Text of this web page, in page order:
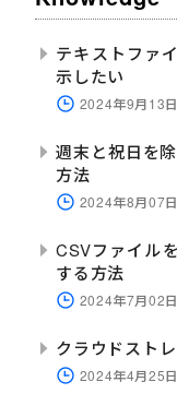
テキストファ
示したい
2024年9月13日
週末と祝日を
方法
2024年8月07日
CSVファイル
する方法
2024年7月02日
クラウドスト
2024年4月25日